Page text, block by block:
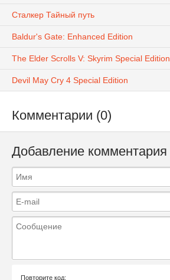
Сталкер Тайный путь
Baldur's Gate: Enhanced Edition
The Elder Scrolls V: Skyrim Special Edition
Devil May Cry 4 Special Edition
Комментарии (0)
Добавление комментария
Повторите код: